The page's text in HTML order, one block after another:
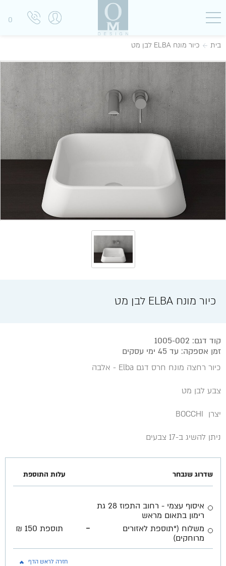
0
בית כיור מונח ELBA לבן מט
כיור מונח ELBA לבן מט
קוד דגם: 1005-002
זמן אספקה: עד 45 ימי עסקים
כיור רחצה מונח חרס דגם Elba - אלבה
צבע לבן מט
יצרן BOCCHI
ניתן להשיג ב-17 צבעים
שדרוג שנבחר עלות התוספת
איסוף עצמי - רחוב התפוז 28 גת
רימון בתאום מראש
משלוח (*תוספת לאזורים
מרוחקים)
- תוספת 150 ₪
חזרה לראש הדף